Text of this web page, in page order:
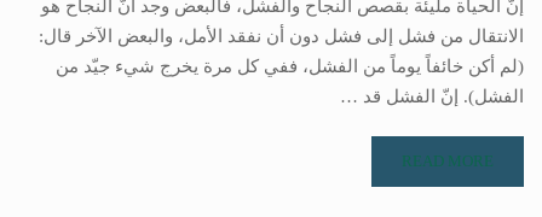
إنّ الحياة مليئة بقصص النجاح والفشل، فالبعض وجد أنّ النجاح هو
الانتقال من فشل إلى فشل دون أن نفقد الأمل، والبعض الآخر قال:
(لم أكن خائفاً يوماً من الفشل، ففي كل مرة يخرج شيء جيّد من
الفشل). إنّ الفشل قد …
READ MORE